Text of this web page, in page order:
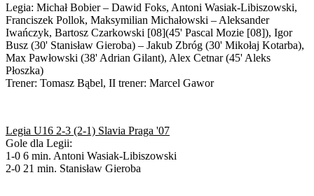
Legia: Michał Bobier – Dawid Foks, Antoni Wasiak-Libiszowski,
Franciszek Pollok, Maksymilian Michałowski – Aleksander
Iwańczyk, Bartosz Czarkowski [08](45' Pascal Mozie [08]), Igor
Busz (30' Stanisław Gieroba) – Jakub Zbróg (30' Mikołaj Kotarba),
Max Pawłowski (38' Adrian Gilant), Alex Cetnar (45' Aleks
Płoszka)
Trener: Tomasz Bąbel, II trener: Marcel Gawor
Legia U16 2-3 (2-1) Slavia Praga '07
Gole dla Legii:
1-0 6 min. Antoni Wasiak-Libiszowski
2-0 21 min. Stanisław Gieroba